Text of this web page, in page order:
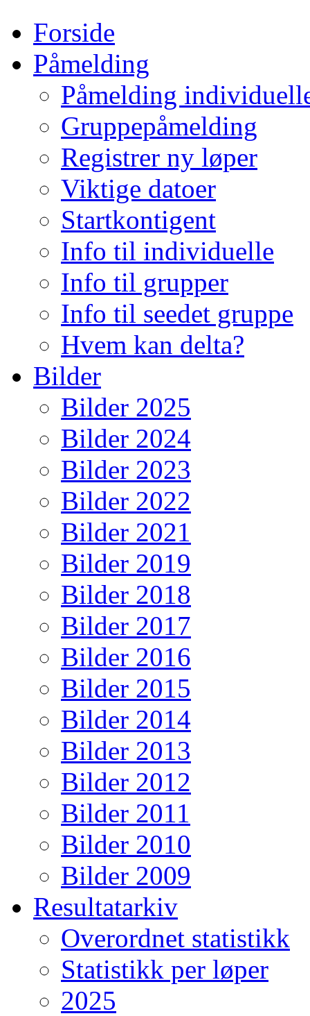
Forside
Påmelding
Påmelding
Gruppepåmelding
Registrer ny løper
Viktige datoer
Startkontigent
Info til individuelle
Info til grupper
Info til seedet gruppe
Hvem kan delta?
Bilder
Bilder 2025
Bilder 2024
Bilder 2023
Bilder 2022
Bilder 2021
Bilder 2019
Bilder 2018
Bilder 2017
Bilder 2016
Bilder 2015
Bilder 2014
Bilder 2013
Bilder 2012
Bilder 2011
Bilder 2010
Bilder 2009
Resultatarkiv
Overordnet statistikk
Statistikk per løper
2025